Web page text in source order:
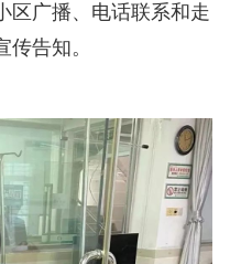
区广播、电话联系和走
告知。